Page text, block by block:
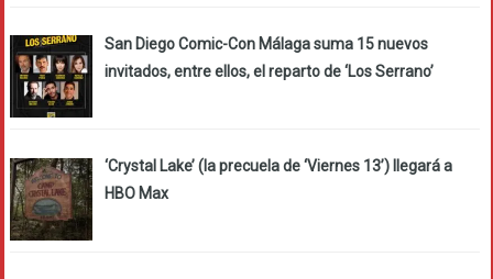
San Diego Comic-Con Málaga suma 15 nuevos
invitados, entre ellos, el reparto de ‘Los Serrano’
‘Crystal Lake’ (la precuela de ‘Viernes 13’) llegará a
HBO Max